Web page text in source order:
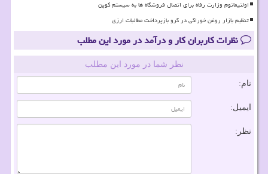
اولتیماتوم وزارت رفاه برای اتصال فروشگاه ها به سیستم کوپن
تنظیم بازار روغن خوراکی در گرو بازپرداخت مطالبات ارزی
نظرات کاربران کار و درآمد در مورد این مطلب
نظر شما در مورد این مطلب
نام:
ایمیل:
نظر: